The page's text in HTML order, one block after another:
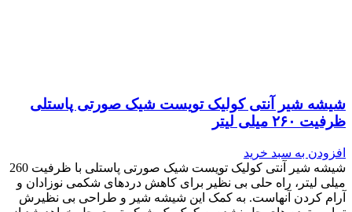
شیشه شیر آنتی کولیک تویست شیک صورتی پاستلی
ظرفیت ۲۶۰ میلی لیتر
افزودن به سبد خرید
شیشه شیر آنتی کولیک تویست شیک صورتی پاستلی با ظرفیت 260
میلی لیتر، راه حلی بی نظیر برای کاهش دردهای شکمی نوزادان و
آرام کردن آنهاست. به کمک این شیشه شیر و طراحی بی نظیرش